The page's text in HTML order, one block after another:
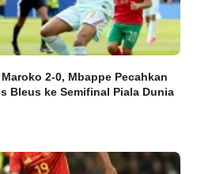
2-0, Mbappe Pecahkan
Bleus ke Semifinal Piala Dunia